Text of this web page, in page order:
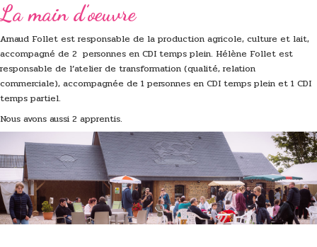
La main d’oeuvre
Arnaud Follet est responsable de la production agricole, culture et lait,
accompagné de 2 personnes en CDI temps plein. Hélène Follet est
responsable de l’atelier de transformation (qualité, relation
commerciale), accompagnée de 1 personnes en CDI temps plein et 1 CDI
temps partiel.
Nous avons aussi 2 apprentis.